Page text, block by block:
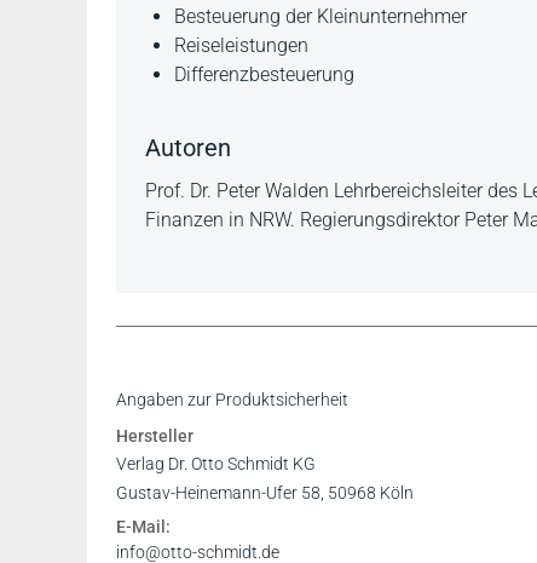
Besteuerung der Kleinunternehmer
Reiseleistungen
Differenzbesteuerung
Autoren
Prof. Dr. Peter Walden Lehrbereichsleiter des
Finanzen in NRW. Regierungsdirektor Peter
Inhaltsverzeichnis
Vorwort
Leseprobe
Angaben zur Produktsicherheit
Hersteller
Verlag Dr. Otto Schmidt KG
Gustav-Heinemann-Ufer 58, 50968 Köln
E-Mail:
info@otto-schmidt.de